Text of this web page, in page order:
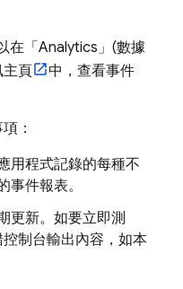
在「Analytics」(數據
主頁
中，查看事件
：
用程式記錄的每種不
事件報表。
更新。如要立即測
制台輸出內容，如本